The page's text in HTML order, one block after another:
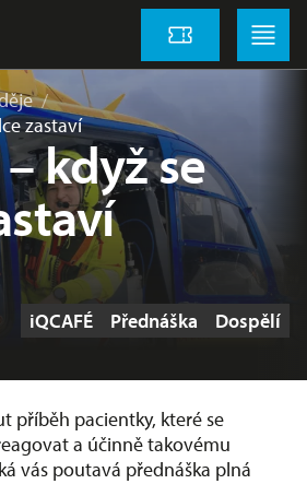
Vstupenky
Menu
zastaví
když se
Štítky
iQCAFÉ Přednáška Dospělí
příběh pacientky, které se
a účinně takovému
vás poutavá přednáška plná